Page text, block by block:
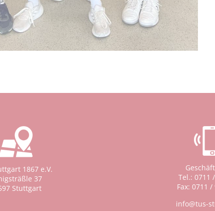
1867 e.V.
37
Stuttgart
Tel.: 0711
Fax: 0711
info@tus-